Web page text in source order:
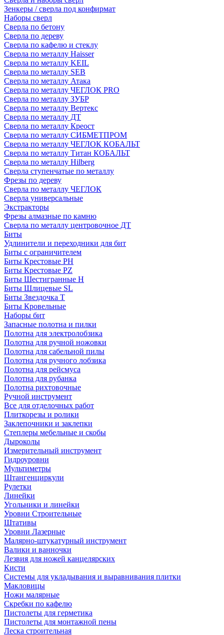
Зенкеры / сверла под конфирмат
Наборы сверл
Сверла по бетону
Сверла по дереву
Сверла по кафелю и стеклу
Сверла по металлу Haisser
Сверла по металлу KEIL
Сверла по металлу SEB
Сверла по металлу Атака
Сверла по металлу ЧЕГЛОК PRO
Сверла по металлу ЗУБР
Сверла по металлу Вертекс
Сверла по металлу ДТ
Сверла по металлу Креост
Сверла по металлу СИБМЕТПРОМ
Сверла по металлу ЧЕГЛОК КОБАЛЬТ
Сверла по металлу Титан КОБАЛЬТ
Сверла по металлу Hilberg
Сверла ступенчатые по металлу
Фрезы по дереву
Сверла по металлу ЧЕГЛОК
Сверла универсальные
Экстракторы
Фрезы алмазные по камню
Сверла по металлу центровочное ДТ
Биты
Удлинители и переходники для бит
Биты с ограничителем
Биты Крестовые PH
Биты Крестовые PZ
Биты Шестигранные H
Биты Шлицевые SL
Биты Звездочка T
Биты Кровельные
Наборы бит
Запасные полотна и пилки
Полотна для электролобзика
Полотна для ручной ножовки
Полотна для сабельной пилы
Полотна для ручного лобзика
Полотна для рейсмуса
Полотна для рубанка
Полотна рихтовочные
Ручной инструмент
Все для отделочных работ
Плиткорезы и ролики
Заклепочники и заклепки
Степлеры мебельные и скобы
Дыроколы
Измерительный инструмент
Гидроуровни
Мультиметры
Штангенциркули
Рулетки
Линейки
Угольники и линейки
Уровни Строительные
Штативы
Уровни Лазерные
Малярно-штукатурный инструмент
Валики и ванночки
Лезвия для ножей канцелярских
Кисти
Системы для укладывания и выравнивания плитки
Макловицы
Ножи малярные
Скребки по кафелю
Пистолеты для герметика
Пистолеты для монтажной пены
Леска строительная